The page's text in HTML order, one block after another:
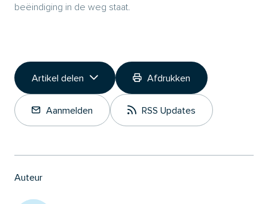
beëindiging in de weg staat.
Artikel delen
Link kopiëren
Deel op LinkedIn
Afdrukken
Aanmelden RSS Updates
Auteur